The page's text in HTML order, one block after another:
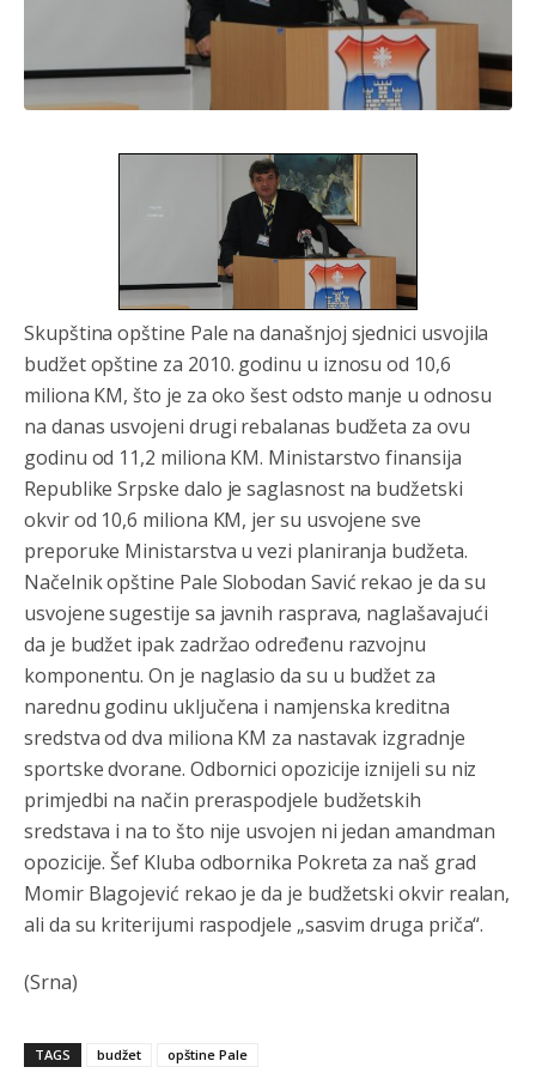
Skupština opštine Pale na današnjoj sjednici usvojila
budžet opštine za 2010. godinu u iznosu od 10,6
miliona KM, što je za oko šest odsto manje u odnosu
na danas usvojeni drugi rebalanas budžeta za ovu
godinu od 11,2 miliona KM. Ministarstvo finansija
Republike Srpske dalo je saglasnost na budžetski
okvir od 10,6 miliona KM, jer su usvojene sve
preporuke Ministarstva u vezi planiranja budžeta.
Načelnik opštine Pale Slobodan Savić rekao je da su
usvojene sugestije sa javnih rasprava, naglašavajući
da je budžet ipak zadržao određenu razvojnu
komponentu. On je naglasio da su u budžet za
narednu godinu uključena i namjenska kreditna
sredstva od dva miliona KM za nastavak izgradnje
sportske dvorane. Odbornici opozicije iznijeli su niz
primjedbi na način preraspodjele budžetskih
sredstava i na to što nije usvojen ni jedan amandman
opozicije. Šef Kluba odbornika Pokreta za naš grad
Momir Blagojević rekao je da je budžetski okvir realan,
ali da su kriterijumi raspodjele „sasvim druga priča“.
(Srna)
TAGS budžet opštine Pale
Анонимно2802605 јуче
Милорад Додик је доживотни предсједник државе
Републике Српске! Душмани ће умријети од муке,не
5:29
Mile je predsjednik stranke kao recimo Bakir ili Dragan a
neće nikad biti država,samo pokrajina u državi
Анонимно2806339 4:23
RS je država ako nisi znao
Анонимно2806339
4:24
RS je država ako nisi znao
Анонимно2806419 4:51
биће увек држава за турчина који овде уноси немир
Анонимно2806552 5:39
nije mujo turcin, mujo ue bendasr
Анонимно2806721 6:37
Možete sebi umisliti da je i Kosovo dio Srbije al
nije...probajte ući bez pasosa.Takoirs.Umislili ste da
Анонимно2806773 6:56
АМЕРИКАНЦИ ДО КРАЈА ГОДИНЕ ОДЛАЗЕ СА
КОСОВА
Анонимно2806773 6:59
године било чак 7.000 војника.